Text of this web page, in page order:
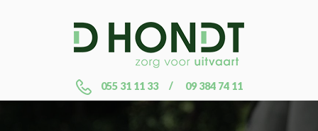
055 31 11 33 09 384 74 11